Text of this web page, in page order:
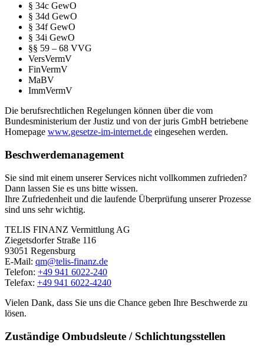
§ 34c GewO
§ 34d GewO
§ 34f GewO
§ 34i GewO
§§ 59 – 68 VVG
VersVermV
FinVermV
MaBV
ImmVermV
Die berufsrechtlichen Regelungen können über die vom
Bundesministerium der Justiz und von der juris GmbH betriebene
Homepage www.gesetze-im-internet.de eingesehen werden.
Beschwerdemanagement
Sie sind mit einem unserer Services nicht vollkommen zufrieden?
Dann lassen Sie es uns bitte wissen.
Ihre Zufriedenheit und die laufende Überprüfung unserer Prozesse
sind uns sehr wichtig.
TELIS FINANZ Vermittlung AG
Ziegetsdorfer Straße 116
93051 Regensburg
E-Mail: qm@telis-finanz.de
Telefon: +49 941 6022-240
Telefax: +49 941 6022-4240
Vielen Dank, dass Sie uns die Chance geben Ihre Beschwerde zu
lösen.
Zuständige Ombudsleute / Schlichtungsstellen